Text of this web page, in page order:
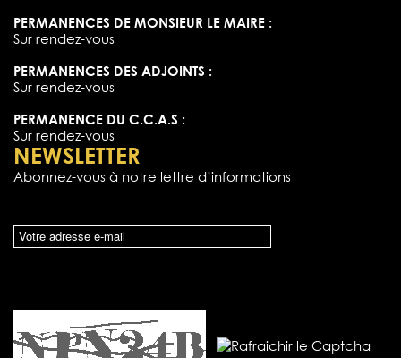
PERMANENCES DE MONSIEUR LE MAIRE :
Sur rendez-vous
PERMANENCES DES ADJOINTS :
Sur rendez-vous
PERMANENCE DU C.C.A.S :
Sur rendez-vous
NEWSLETTER
Abonnez-vous à notre lettre d’informations